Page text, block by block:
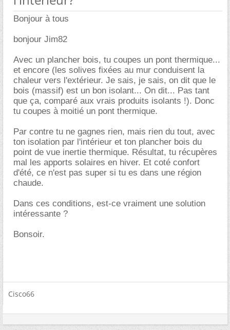
Bonjour à tous
bonjour Jim82
Avec un plancher bois, tu coupes un pont thermique...
et encore (les solives fixées au mur conduisent la
chaleur vers l'extérieur. Je sais, je sais, on dit que le
bois (massif) est un bon isolant... On dit... Pas tant
que ça, comparé aux vrais produits isolants !). Donc
tu coupes à moitié un pont thermique.
Par contre tu ne gagnes rien, mais rien du tout, avec
ton isolation par l'intérieur et ton plancher bois du
point de vue inertie thermique. Résultat, tu récupères
mal les apports solaires en hiver. Et coté confort
d'été, ce n'est pas super si tu es dans une région
chaude.
Dans ces conditions, est-ce vraiment une solution
intéressante ?
Bonsoir.
Cisco66